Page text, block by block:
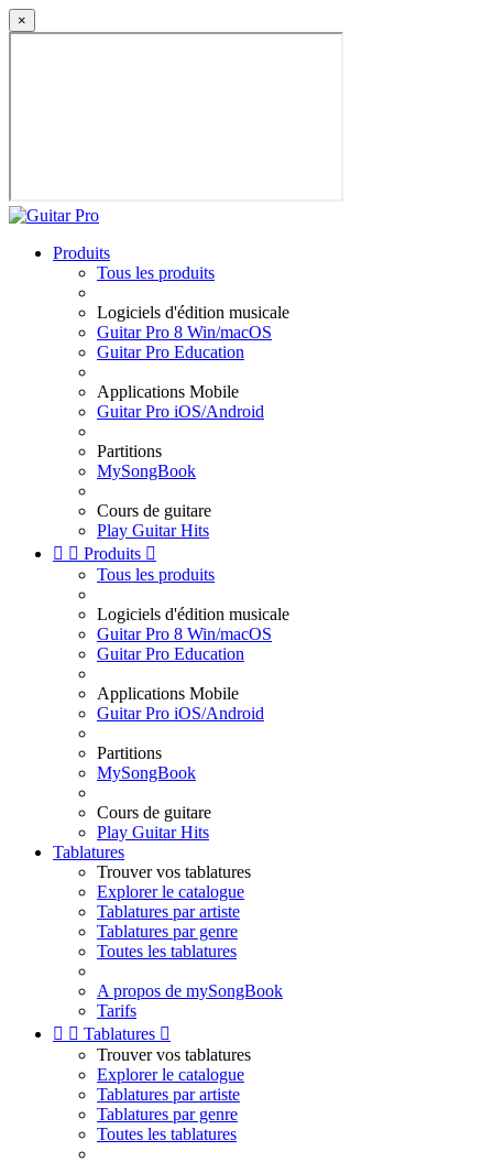
×
Produits
Tous les produits
Logiciels d'édition musicale
Guitar Pro 8 Win/macOS
Guitar Pro Education
Applications Mobile
Guitar Pro iOS/Android
Partitions
MySongBook
Cours de guitare
Play Guitar Hits
  Produits 
Tous les produits
Logiciels d'édition musicale
Guitar Pro 8 Win/macOS
Guitar Pro Education
Applications Mobile
Guitar Pro iOS/Android
Partitions
MySongBook
Cours de guitare
Play Guitar Hits
Tablatures
Trouver vos tablatures
Explorer le catalogue
Tablatures par artiste
Tablatures par genre
Toutes les tablatures
A propos de mySongBook
Tarifs
  Tablatures 
Trouver vos tablatures
Explorer le catalogue
Tablatures par artiste
Tablatures par genre
Toutes les tablatures